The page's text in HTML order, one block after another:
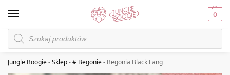
0
Jungle Boogie-Sklep-# Begonie- Begonia Black Fang